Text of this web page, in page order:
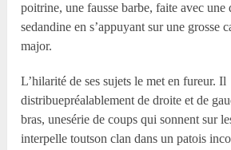
poitrine, une fausse barbe, faite avec
sedandine en s’appuyant sur une grosse
major.
L’hilarité de ses sujets le met en fureur. Il
distribuepréalablement de droite et de
bras, unesérie de coups qui sonnent sur
interpelle toutson clan dans un patois